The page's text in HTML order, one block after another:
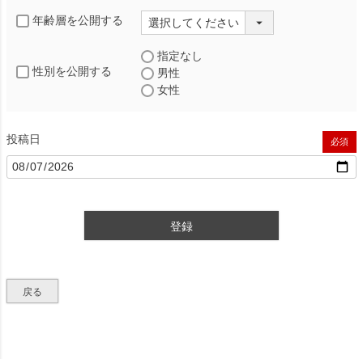
年齢層を公開する
性別を公開する
指定なし
男性
女性
投稿日
(必須)
登録
戻る